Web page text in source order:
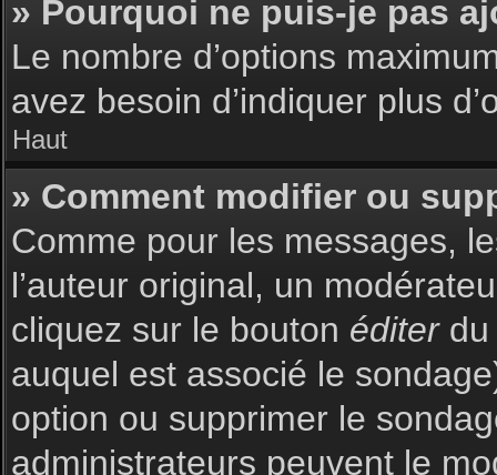
» Pourquoi ne puis-je pas
Le nombre d’options
avez besoin d’indiquer plus
Haut
» Comment modifier ou
Comme pour les messages,
l’auteur original, un
cliquez sur le bouton éditerdu
auquel est associé le
option ou supprimer le
administrateurs peuvent le